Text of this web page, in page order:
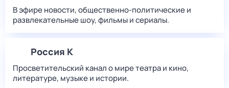
В эфире новости, общественно-политические и
развлекательные шоу, фильмы и сериалы.
Россия К
Просветительский канал о мире театра и кино,
литературе, музыке и истории.